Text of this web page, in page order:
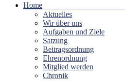
Home
Aktuelles
Wir über uns
Aufgaben und Ziele
Satzung
Beitragsordnung
Ehrenordnung
Mitglied werden
Chronik